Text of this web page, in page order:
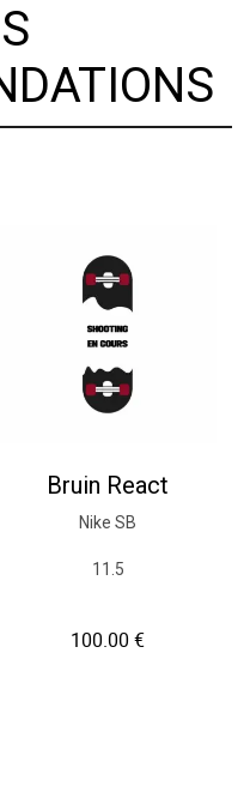
Bruin React
Nike SB
11.5
100.00 €